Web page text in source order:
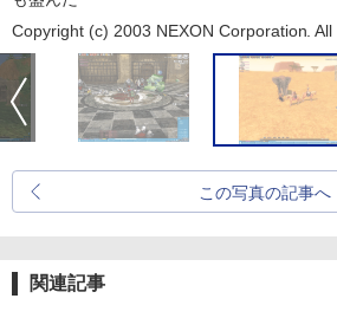
Copyright (c) 2003 NEXON Corporation.
この写真の記事へ
関連記事